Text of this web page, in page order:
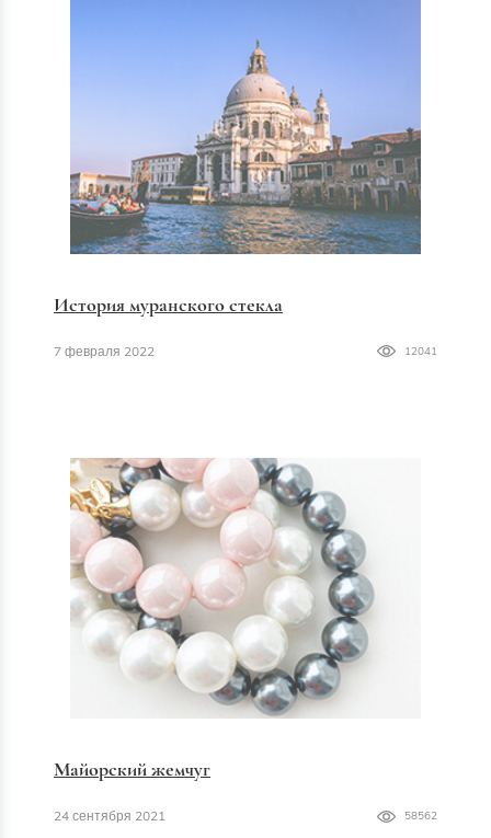
История муранского стекла
7 февраля 2022 12041
Майорский жемчуг
24 сентября 2021 58562